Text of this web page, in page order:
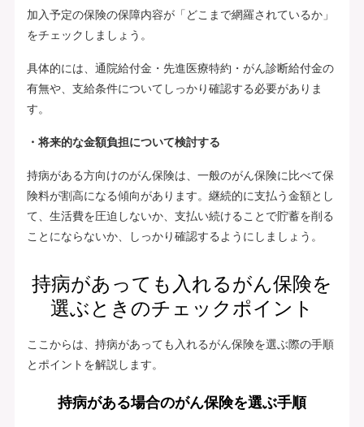
加入予定の保険の保障内容が「どこまで網羅されているか」
をチェックしましょう。
具体的には、通院給付金・先進医療特約・がん診断給付金の
有無や、支給条件についてしっかり確認する必要がありま
す。
・将来的な金額負担について検討する
持病がある方向けのがん保険は、一般のがん保険に比べて保
険料が割高になる傾向があります。継続的に支払う金額とし
て、生活費を圧迫しないか、支払い続けることで貯蓄を削る
ことにならないか、しっかり確認するようにしましょう。
持病があっても入れるがん保険を
選ぶときのチェックポイント
ここからは、持病があっても入れるがん保険を選ぶ際の手順
とポイントを解説します。
持病がある場合のがん保険を選ぶ手順